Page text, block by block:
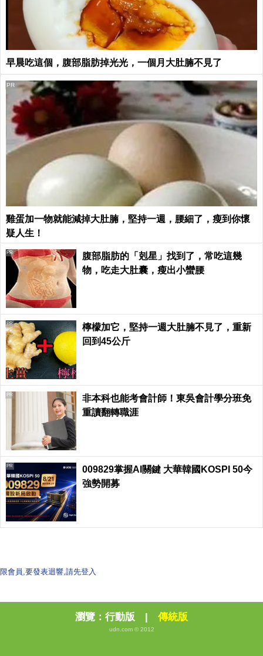
早晨吃這個，腹部脂肪掉光光，一個月大肚腩不見了
雞蛋加一物就能減掉大肚腩，堅持一週，腰細了，瘦到你懷
疑人生！
PR
腹部脂肪的「剋星」找到了，常吃這幾
物，吃走大肚囊，瘦出小蠻腰
PR
檸檬加它，堅持一週大肚腩不見了，重新
回到45公斤
PR
非本科也能考會計師！東吳會計學分班免
重讀翻轉職涯
PR
009829掌握AI關鍵 大華韓國KOSPI 50今
強勢開募
PR
限會員,要發表迴響,請先登入
瀏覽： 行動版 傳統版
udn.com © 2012